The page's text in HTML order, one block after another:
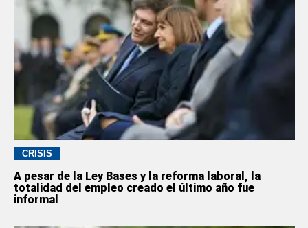
CRISIS
A pesar de la Ley Bases y la reforma laboral, la
totalidad del empleo creado el último año fue
informal